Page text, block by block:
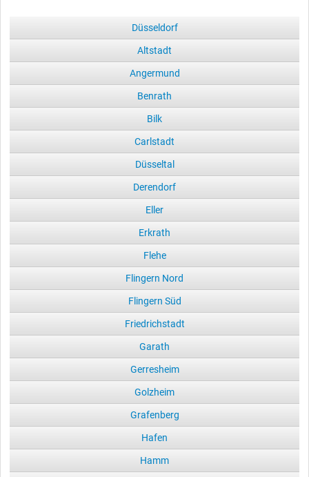
Düsseldorf
Altstadt
Angermund
Benrath
Bilk
Carlstadt
Düsseltal
Derendorf
Eller
Erkrath
Flehe
Flingern Nord
Flingern Süd
Friedrichstadt
Garath
Gerresheim
Golzheim
Grafenberg
Hafen
Hamm